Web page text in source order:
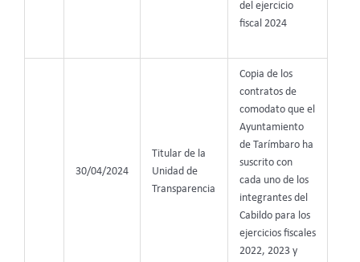
del ejercicio
fiscal 2024
30/04/2024
Titular de la
Unidad de
Transparencia
Copia de los
contratos de
comodato que el
Ayuntamiento
de Tarímbaro ha
suscrito con
cada uno de los
integrantes del
Cabildo para los
ejercicios fiscales
2022, 2023 y